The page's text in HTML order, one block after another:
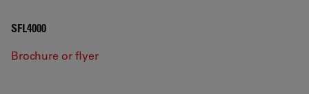
SFL4000
Brochure or flyer